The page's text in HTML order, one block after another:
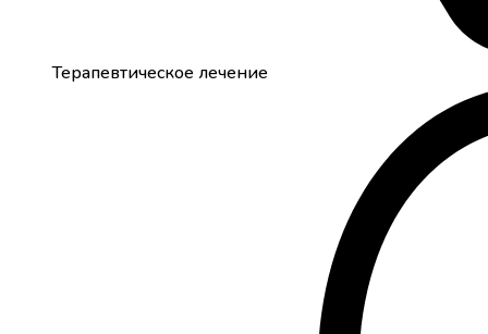
Терапевтическое лечение